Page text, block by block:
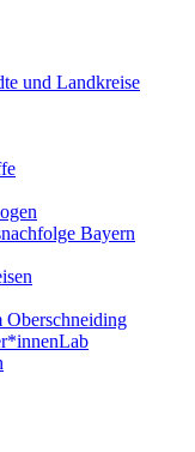
und Landkreise
Bayern